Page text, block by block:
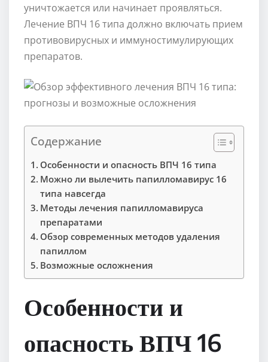
уничтожается или начинает проявляться.
Лечение ВПЧ 16 типа должно включать прием
противовирусных и иммуностимулирующих
препаратов.
Содержание
Особенности и опасность ВПЧ 16 типа
Можно ли вылечить папилломавирус 16
типа навсегда
Методы лечения папилломавируса
препаратами
Обзор современных методов удаления
папиллом
Возможные осложнения
Особенности и
опасность ВПЧ 16